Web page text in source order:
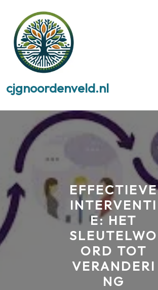
content
cjgnoordenveld.nl
EFFECTIEVE
INTERVENTI
E: HET
SLEUTELWO
ORD TOT
VERANDERI
NG